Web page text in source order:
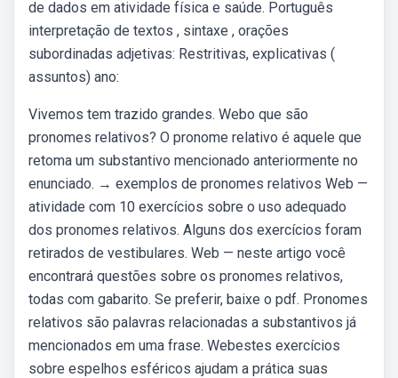
de dados em atividade física e saúde. Português
interpretação de textos , sintaxe , orações
subordinadas adjetivas: Restritivas, explicativas (
assuntos) ano:
Vivemos tem trazido grandes. Webo que são
pronomes relativos? O pronome relativo é aquele que
retoma um substantivo mencionado anteriormente no
enunciado. → exemplos de pronomes relativos Web —
atividade com 10 exercícios sobre o uso adequado
dos pronomes relativos. Alguns dos exercícios foram
retirados de vestibulares. Web — neste artigo você
encontrará questões sobre os pronomes relativos,
todas com gabarito. Se preferir, baixe o pdf. Pronomes
relativos são palavras relacionadas a substantivos já
mencionados em uma frase. Webestes exercícios
sobre espelhos esféricos ajudam a prática suas